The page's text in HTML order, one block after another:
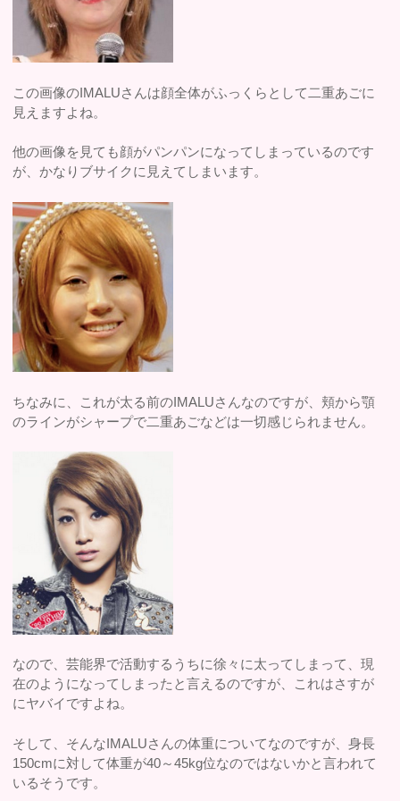
この画像のIMALUさんは顔全体がふっくらとして二重あごに
見えますよね。
他の画像を見ても顔がパンパンになってしまっているのです
が、かなりブサイクに見えてしまいます。
ちなみに、これが太る前のIMALUさんなのですが、頬から顎
のラインがシャープで二重あごなどは一切感じられません。
なので、芸能界で活動するうちに徐々に太ってしまって、現
在のようになってしまったと言えるのですが、これはさすが
にヤバイですよね。
そして、そんなIMALUさんの体重についてなのですが、身長
150cmに対して体重が40～45kg位なのではないかと言われて
いるそうです。